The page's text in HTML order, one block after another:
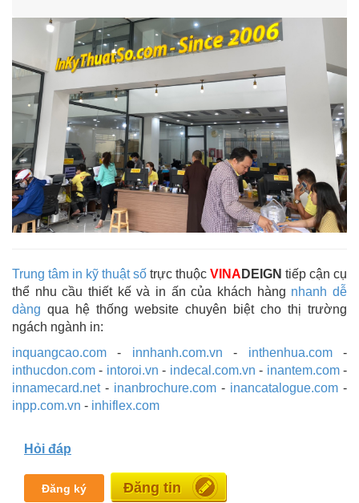
Trung tâm in kỹ thuật số trực thuộc VINA DEIGN tiếp cận cụ
thể nhu cầu thiết kế và in ấn của khách hàng nhanh dễ
dàng qua hệ thống website chuyên biệt cho thị trường
ngách ngành in:
inquangcao.com - innhanh.com.vn - inthenhua.com-
inthucdon.com - intoroi.vn - indecal.com.vn - inantem.com-
innamecard.net- inanbrochure.com - inancatalogue.com -
inpp.com.vn - inhiflex.com
Hỏi đáp
Đăng ký Đăng tin